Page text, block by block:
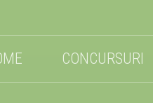
CONCURSURI